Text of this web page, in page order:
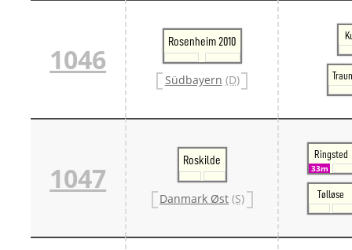
1046
Rosenheim 2010
Südbayern (D)
1047
Roskilde
Danmark Øst (S)
Ringsted
33m
Tølløse